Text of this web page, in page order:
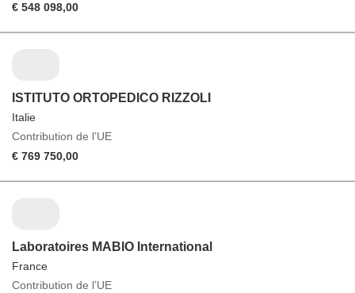
€ 548 098,00
ISTITUTO ORTOPEDICO RIZZOLI
Italie
Contribution de l’UE
€ 769 750,00
Laboratoires MABIO International
France
Contribution de l’UE